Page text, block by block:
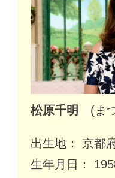
松原千明 (ま
出生地： 京都
生年月日：